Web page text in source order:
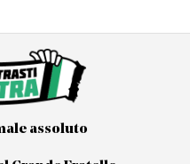
assoluto